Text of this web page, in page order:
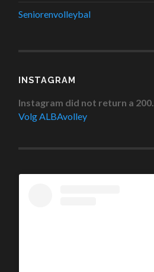
Seniorenvolleybal
INSTAGRAM
Instagram did not return a 200.
Volg ALBAvolley